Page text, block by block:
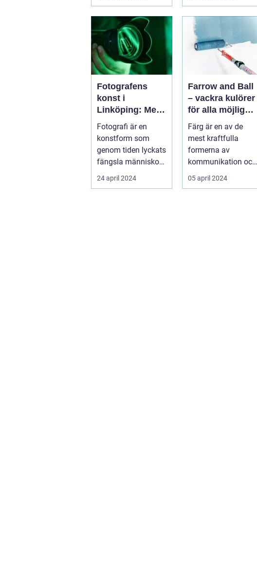
Fotografens
konst i
Linköping: Mer
än bara en bild
Fotografi är en
konstform som
genom tiden lyckats
fängsla människor
över hela v&...
24 april 2024
Farrow and Ball
– vackra kulörer
för alla möjliga
miljöer
Färg är en av de
mest kraftfulla
formerna av
kommunikation och
självuttryck. Det kan
05 april 2024